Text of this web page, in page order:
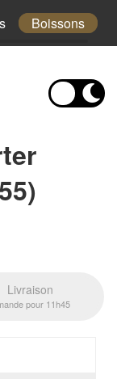
Boissons
Livraison
pour 11h45